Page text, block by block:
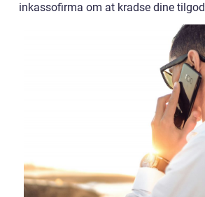
inkassofirma om at kradse dine